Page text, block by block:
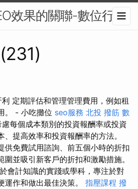
效果的關聯-數位行銷
定期評估和管理管理費用，例如租
。 - 小吃攤位 seo服務 北投 撥筋 數
慮每個成本類別的投資報酬率或投資
提高效率和投資報酬率的方法。
供免費試用諮詢、前五個小時的折扣
並吸引新客戶的折扣和激勵措施。
會計知識的實踐或學科，專注於對
運作和做出最佳決策。 指壓課程 撥